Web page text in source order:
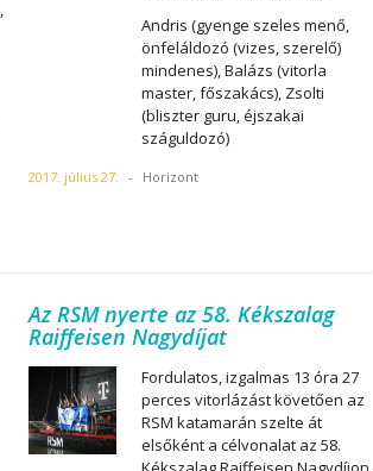
Andris (gyenge szeles menő,
önfeláldozó (vizes, szerelő)
mindenes), Balázs (vitorla
master, főszakács), Zsolti
(bliszter guru, éjszakai
száguldozó)
2017. július 27. - Horizont
Az RSM nyerte az 58. Kékszalag
Raiffeisen Nagydíjat
Fordulatos, izgalmas 13 óra 27
perces vitorlázást követően az
RSM katamarán szelte át
elsőként a célvonalat az 58.